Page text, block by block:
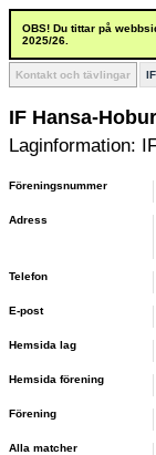
OBS! Du tittar på
2025/26.
Kontakt och tävlingar
IF Hansa-
Laginformation:
Föreningsnummer
Adress
Telefon
E-post
Hemsida lag
Hemsida förening
Förening
Alla matcher